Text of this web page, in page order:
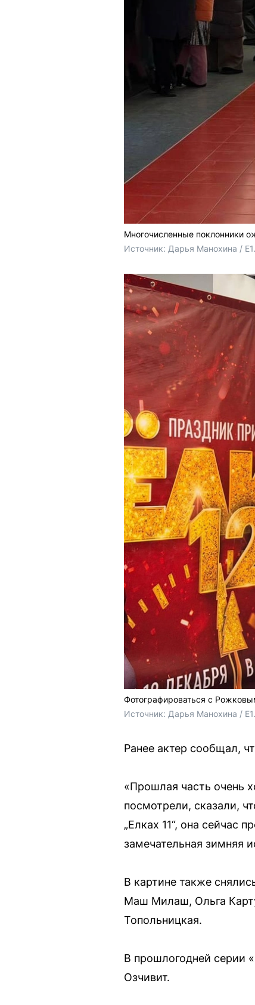
Многочисленные поклонники
Источник: Дарья Манохина /
Фотографироваться с
Источник: Дарья Манохина /
Ранее актер сообщал,
«Прошлая часть очень
посмотрели, сказали,
„Елках 11“, она сейчас
замечательная зимняя
В картине также
Маш Милаш, Ольга
Топольницкая.
В прошлогодней серии
Озчивит.